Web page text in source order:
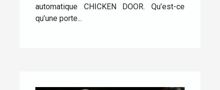
automatique CHICKEN DOOR. Qu’est-ce
qu’une porte...